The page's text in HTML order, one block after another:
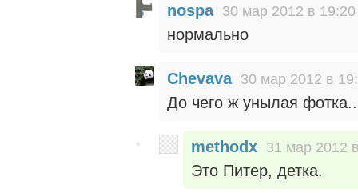
nospa 30 мар 2012 в 19:20
нормально
Chevava 30 мар 2012 в
До чего ж унылая
methodx 31 мар 2012
Это Питер, детка.